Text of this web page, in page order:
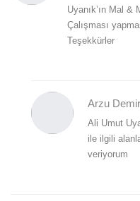
Uyanık’ın Mal
Çalışması
Teşekkürler
Arzu
Ali Umut
ile ilgili
veriyorum